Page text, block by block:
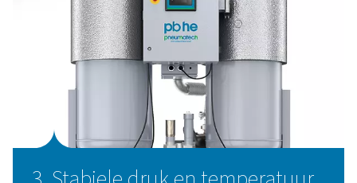
Koeldrogers- Ideaal voor algemeen gebruik. De
modellen van Pneumatech bereiken een dauwpunt
ongeveer +3°C.
Adsorptiedrogers- geschikt voor veeleisende
toepassingen. PH- en PB-modellen bereiken ultralage
dauwpunten tussen -20°C en -70°C.
Membraandrogers - Compact en onderhoudsarm.
Pneumatech PMD-units bieden een
oplossing zonder regeneratie.